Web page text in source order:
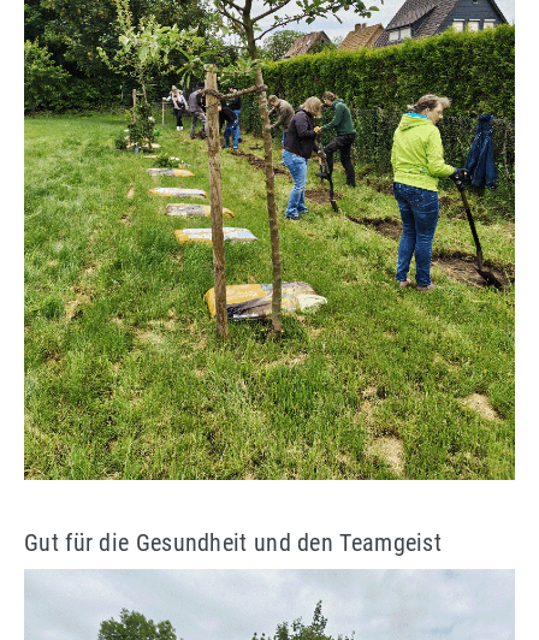
Gut für die Gesundheit und den Teamgeist